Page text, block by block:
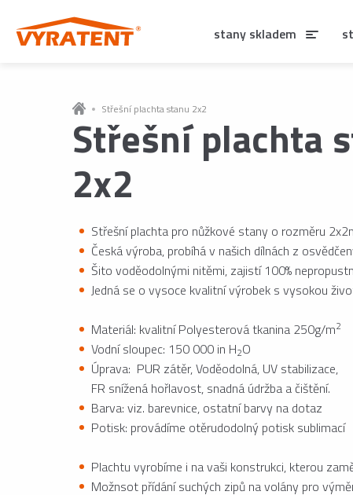
Střešní plachta stanu 2x2
Střešní plachta
2x2
Střešní plachta pro nůžkové stany o rozměru
Česká výroba, probíhá v našich dílnách z
Šito voděodolnými nitěmi, zajistí 100%
Jedná se o vysoce kvalitní výrobek s vysokou
Materiál: kvalitní Polyesterová tkanina 250g/m2
Vodní sloupec: 150 000 in H2O
Úprava: PUR zátěr, Voděodolná, UV stabilizace,
FR snížená hořlavost, snadná údržba a čištění.
Barva: viz. barevnice, ostatní barvy na dotaz
Potisk: provádíme otěrudodolný potisk sublimací
Plachtu vyrobíme i na vaši konstrukci, kterou
Možnsot přídání suchých zipů na volány pro
stany skladem